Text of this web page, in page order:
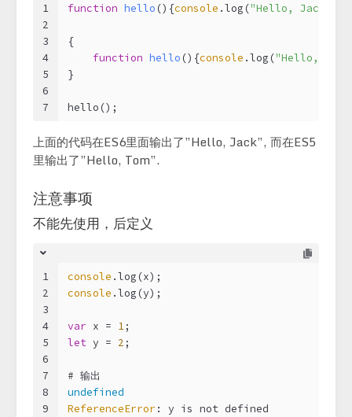
1
2
3
4
5
6
7
function hello () {console .log("Hello, Jack"
{
function hello () {console .log("Hello, Tom"
}
hello();
上面的代码在ES6里面输出了”Hello, Jack”, 而在ES5
里输出了”Hello, Tom”.
注意事项
不能先使用，后定义
1
2
3
4
5
6
7
8
9
console .log(x);
console .log(y);
var x = 1;
let y = 2 ;
# 输出
undefined
ReferenceError : y is not defined